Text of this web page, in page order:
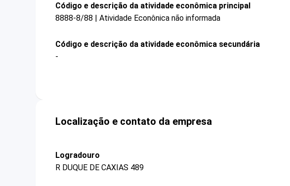
Código e descrição da atividade econômica principal
8888-8/88 | Atividade Econônica não informada
Código e descrição da atividade econômica secundária
-
Localização e contato da empresa
Logradouro
R DUQUE DE CAXIAS 489